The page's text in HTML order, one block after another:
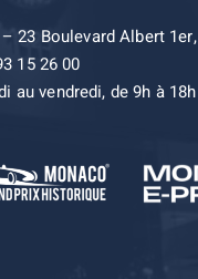
23 Boulevard Albert
15 26 00
au vendredi, de 9h à